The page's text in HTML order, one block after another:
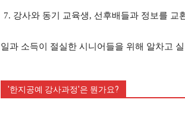
강사와 동기 교육생, 선후배들과 정보를 교
일과 소득이 절실한 시니어들을 위해 알차고
'한지공예 강사과정'은 뭔가요?